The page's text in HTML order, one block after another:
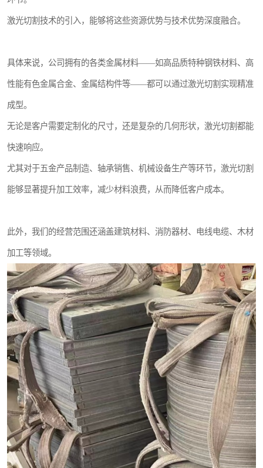
激光切割技术的引入，能够将这些资源优势与技术优势深度融合。
具体来说，公司拥有的各类金属材料——如高品质特种钢铁材料、高
性能有色金属合金、金属结构件等——都可以通过激光切割实现精准
成型。
无论是客户需要定制化的尺寸，还是复杂的几何形状，激光切割都能
快速响应。
尤其对于五金产品制造、轴承销售、机械设备生产等环节，激光切割
能够显著提升加工效率，减少材料浪费，从而降低客户成本。
此外，我们的经营范围还涵盖建筑材料、消防器材、电线电缆、木材
加工等领域。